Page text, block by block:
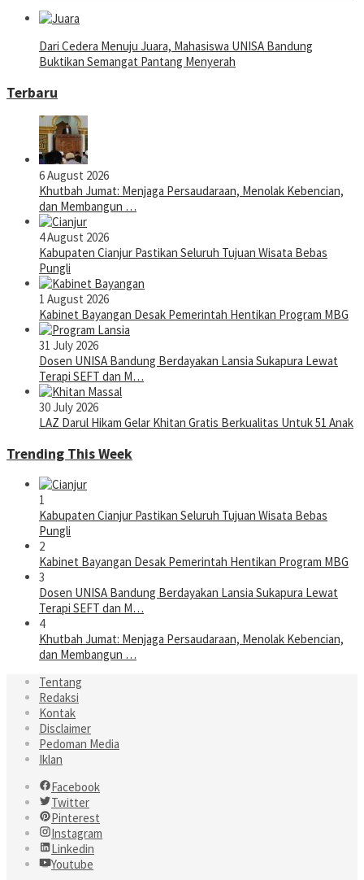
Dari Cedera Menuju Juara, Mahasiswa UNISA Bandung
Buktikan Semangat Pantang Menyerah
Terbaru
6 August 2026
Khutbah Jumat: Menjaga Persaudaraan, Menolak Kebencian,
dan Membangun …
4 August 2026
Kabupaten Cianjur Pastikan Seluruh Tujuan Wisata Bebas
Pungli
1 August 2026
Kabinet Bayangan Desak Pemerintah Hentikan Program MBG
31 July 2026
Dosen UNISA Bandung Berdayakan Lansia Sukapura Lewat
Terapi SEFT dan M…
30 July 2026
LAZ Darul Hikam Gelar Khitan Gratis Berkualitas Untuk 51 Anak
Trending This Week
1
Kabupaten Cianjur Pastikan Seluruh Tujuan Wisata Bebas
Pungli
2
Kabinet Bayangan Desak Pemerintah Hentikan Program MBG
3
Dosen UNISA Bandung Berdayakan Lansia Sukapura Lewat
Terapi SEFT dan M…
4
Khutbah Jumat: Menjaga Persaudaraan, Menolak Kebencian,
dan Membangun …
Tentang
Redaksi
Kontak
Disclaimer
Pedoman Media
Iklan
Facebook
Twitter
Pinterest
Instagram
Linkedin
Youtube